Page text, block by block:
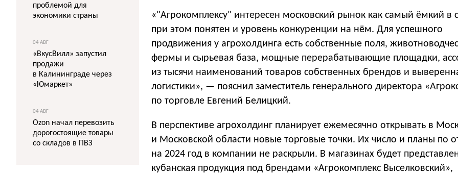
«"Агрокомплексу" интересен московский рынок как самый ёмкий в
при этом понятен и уровень конкуренции на нём. Для успешного
продвижения у агрохолдинга есть собственные поля,
фермы и сырьевая база, мощные перерабатывающие площадки,
из тысячи наименований товаров собственных брендов и
логистики», — пояснил заместитель генерального директора
по торговле Евгений Белицкий.
В перспективе агрохолдинг планирует ежемесячно открывать в
и Московской области новые торговые точки. Их число и планы по
на 2024 год в компании не раскрыли. В магазинах будет
кубанская продукция под брендами «Агрокомплекс Выселковский»,
проблемой для
экономики страны
04 АВГ
«ВкусВилл» запустил
продажи
в Калининграде через
«Юмаркет»
04 АВГ
Ozon начал перевозить
дорогостоящие товары
со складов в ПВЗ